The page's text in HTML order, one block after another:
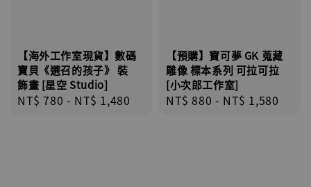
【海外工作室現貨】數碼
寶貝《選召的孩子》 裝
飾畫 [星空 Studio]
Regular
NT$ 780 - NT$ 1,480
【預購】寶可夢 GK 蒐藏
雕像 標本系列 可拉可拉
[小次郎工作室]
Regular
NT$ 880 - NT$ 1,580